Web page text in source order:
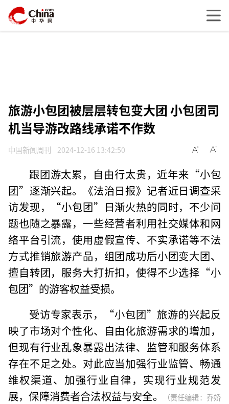
旅游小包团被层层转包变大团 小包团司
机当导游改路线承诺不作数
中国新闻周刊 2024-12-16 13:42:50
跟团游太累，自由行太贵，近年来“小包
团”逐渐兴起。《法治日报》记者近日调查采
访发现，“小包团”日渐火热的同时，不少问
题也随之暴露，一些经营者利用社交媒体和网
络平台引流，使用虚假宣传、不实承诺等不法
方式推销旅游产品，组团成功后小团变大团、
擅自转团，服务大打折扣，使得不少选择“小
包团”的游客权益受损。
受访专家表示，“小包团”旅游的兴起反
映了市场对个性化、自由化旅游需求的增加，
但现有行业乱象暴露出法律、监管和服务体系
存在不足之处。对此应当加强行业监管、畅通
维权渠道、加强行业自律，实现行业规范发
展，保障消费者合法权益与安全。
（责任编辑：乔娇